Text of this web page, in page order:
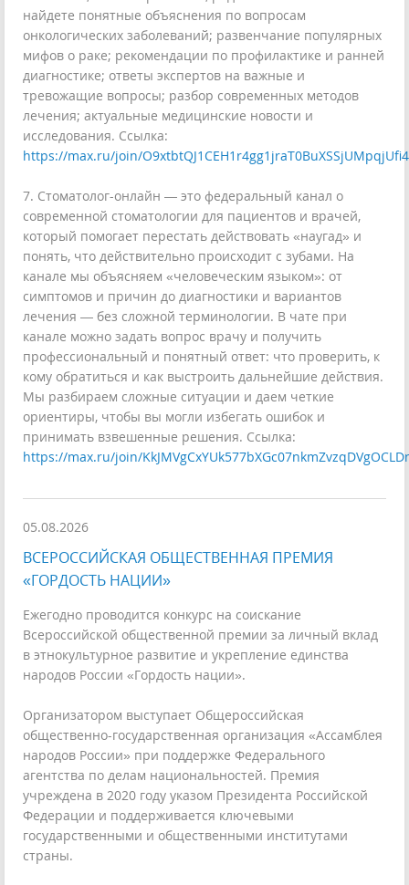
найдете понятные объяснения по вопросам
онкологических заболеваний; развенчание популярных
мифов о раке; рекомендации по профилактике и ранней
диагностике; ответы экспертов на важные и
тревожащие вопросы; разбор современных методов
лечения; актуальные медицинские новости и
исследования. Ссылка:
https://max.ru/join/
7. Стоматолог-онлайн — это федеральный канал о
современной стоматологии для пациентов и врачей,
который помогает перестать действовать «наугад» и
понять, что действительно происходит с зубами. На
канале мы объясняем «человеческим языком»: от
симптомов и причин до диагностики и вариантов
лечения — без сложной терминологии. В чате при
канале можно задать вопрос врачу и получить
профессиональный и понятный ответ: что проверить, к
кому обратиться и как выстроить дальнейшие действия.
Мы разбираем сложные ситуации и даем четкие
ориентиры, чтобы вы могли избегать ошибок и
принимать взвешенные решения. Ссылка:
https://max.ru/join/
05.08.2026
ВСЕРОССИЙСКАЯ ОБЩЕСТВЕННАЯ ПРЕМИЯ
«ГОРДОСТЬ НАЦИИ»
Ежегодно проводится конкурс на соискание
Всероссийской общественной премии за личный вклад
в этнокультурное развитие и укрепление единства
народов России «Гордость нации».
Организатором выступает Общероссийская
общественно-государственная организация «Ассамблея
народов России» при поддержке Федерального
агентства по делам национальностей. Премия
учреждена в 2020 году указом Президента Российской
Федерации и поддерживается ключевыми
государственными и общественными институтами
страны.